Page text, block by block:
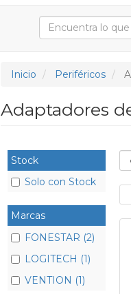
Inicio Periféricos
Adaptadores
Stock
Solo con Stock
Marcas
FONESTAR (2)
LOGITECH (1)
VENTION (1)